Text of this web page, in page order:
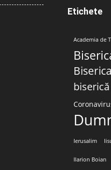
Etichete
Academia de
biserică
Ierusalim
Ilarion Boian